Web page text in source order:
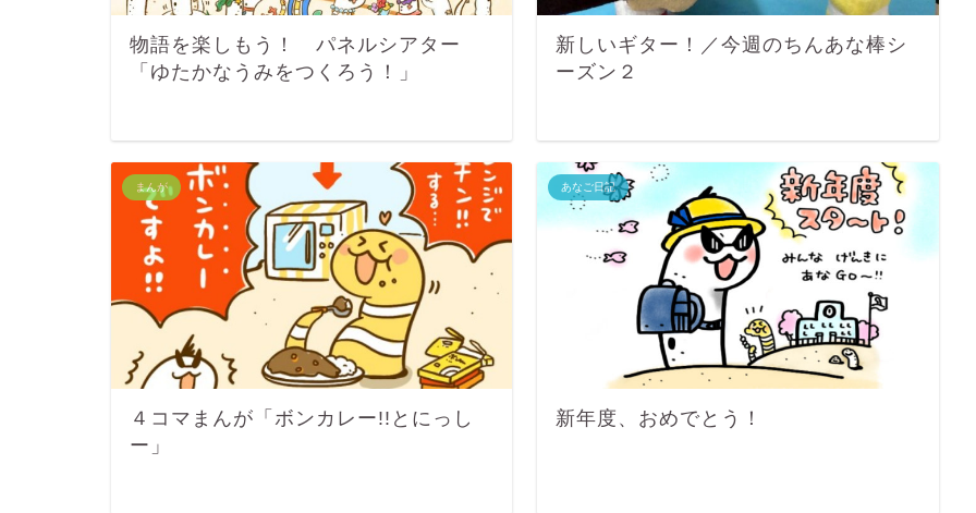
物語を楽しもう！ パネルシアター
「ゆたかなうみをつくろう！」
新しいギター！／今週のちんあな棒シ
ーズン２
まんが
４コマまんが「ボンカレー!!とにっし
ー」
あなご日記
新年度、おめでとう！